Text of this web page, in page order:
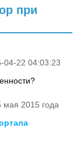
при
04-22 04:03:23
мая 2015 года